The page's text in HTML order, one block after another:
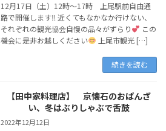
12月17日（土）12時～17時 上尾駅前自由通
路で開催します‼ 近くてもなかなか行けない、
それぞれの観光協会自慢の品々がずらり
この
機会に是非お越しください
上尾市観光 […]
続きを読む
【田中家料理店】 京懐石のおばんざ
い、冬はぶりしゃぶで舌鼓
2022年12月12日